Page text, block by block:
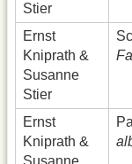
Stier
Ernst
Kniprath &
Susanne
Stier
Ernst
Kniprath &